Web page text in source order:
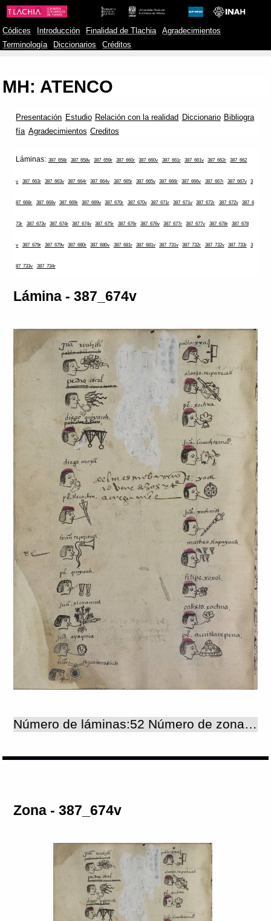
Códices Introducción Finalidad de Tlachia
Agradecimientos
Terminología
Diccionarios Créditos
MH: ATENCO
Presentación Estudio Relación con la realidad Diccionario Bibliogra
fía Agradecimientos Creditos
Láminas: 387_658r 387_658v 387_659r 387_660r 387_660v 387_661r 387_661v 387_662r 387_662
v 387_663r 387_663v 387_664r 387_664v 387_665r 387_665v 387_666r 387_666v 387_667r 387_667v 3
87_668r 387_668v 387_669r 387_669v 387_670r 387_670v 387_671r 387_671v 387_672r 387_672v 387_6
73r 387_673v 387_674r 387_674v 387_675r 387_676r 387_676v 387_677r 387_677v 387_678r 387_678
v 387_679r 387_679v 387_680r 387_680v 387_681r 387_681v 387_731v 387_732r 387_732v 387_733r 3
87_733v 387_734r
Lámina - 387_674v
Número de láminas:52 Número de zonas:52
Zona - 387_674v